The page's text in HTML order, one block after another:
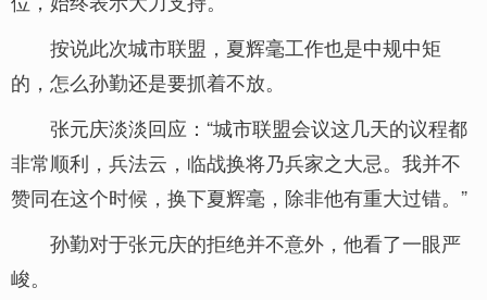
按说此次城市联盟，夏辉毫工作也是中规中矩
的，怎么孙勤还是要抓着不放。
张元庆淡淡回应：“城市联盟会议这几天的议程都
非常顺利，兵法云，临战换将乃兵家之大忌。我并不
赞同在这个时候，换下夏辉毫，除非他有重大过错。”
孙勤对于张元庆的拒绝并不意外，他看了一眼严
峻。